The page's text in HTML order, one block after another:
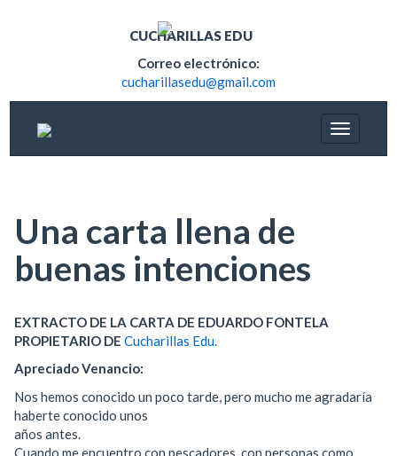
CUCHARILLAS EDU
Correo electrónico:
cucharillasedu@gmail.com
Una carta llena de
buenas intenciones
EXTRACTO DE LA CARTA DE EDUARDO FONTELA
PROPIETARIO DE Cucharillas Edu.
Apreciado Venancio:
Nos hemos conocido un poco tarde, pero mucho me agradaría
haberte conocido unos
años antes.
Cuando me encuentro con pescadores, con personas como